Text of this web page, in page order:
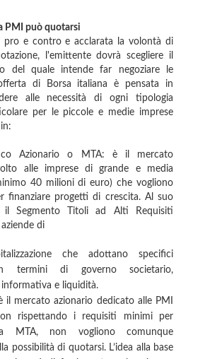
PMI può quotarsi
pro e contro e acclarata la volontà di
l'emittente dovrà scegliere il
del quale intende far negoziare le
di Borsa italiana è pensata in
alle necessità di ogni tipologia
per le piccole e medie imprese
Azionario o MTA: è il mercato
alle imprese di grande e media
40 milioni di euro) che vogliono
finanziare progetti di crescita. Al suo
il Segmento Titoli ad Alti Requisiti
di
che adottano specifici
termini di governo societario,
informativa e liquidità.
il mercato azionario dedicato alle PMI
rispettando i requisiti minimi per
MTA, non vogliono comunque
possibilità di quotarsi. L’idea alla base